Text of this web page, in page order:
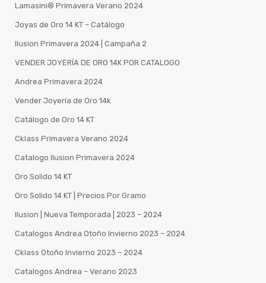
Lamasini®️ Primavera Verano 2024
Joyas de Oro 14 KT – Catálogo
Ilusion Primavera 2024 | Campaña 2
VENDER JOYERÍA DE ORO 14K POR CATALOGO
Andrea Primavera 2024
Vender Joyería de Oro 14k
Catálogo de Oro 14 KT
Cklass Primavera Verano 2024
Catalogo Ilusion Primavera 2024
Oro Solido 14 KT
Oro Solido 14 KT | Precios Por Gramo
Ilusion | Nueva Temporada | 2023 – 2024
Catalogos Andrea Otoño Invierno 2023 – 2024
Cklass Otoño Invierno 2023 – 2024
Catalogos Andrea – Verano 2023